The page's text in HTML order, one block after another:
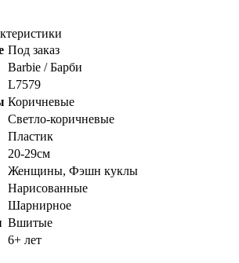
Под заказ
Barbie / Барби
L7579
Коричневые
Светло-коричневые
Пластик
20-29см
Женщины, Фэшн куклы
Нарисованные
Шарнирное
Вшитые
6+ лет